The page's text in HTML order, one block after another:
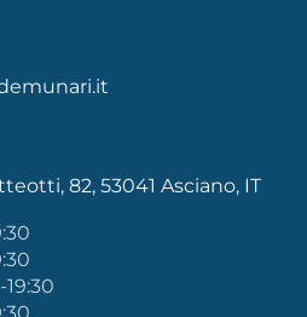
82, 53041 Asciano, IT